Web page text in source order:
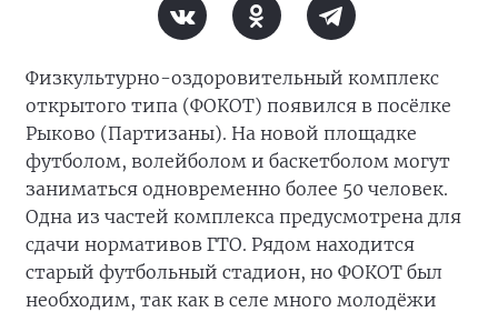
Физкультурно-оздоровительный комплекс
открытого типа (ФОКОТ) появился в посёлке
Рыково (Партизаны). На новой площадке
футболом, волейболом и баскетболом могут
заниматься одновременно более 50 человек.
Одна из частей комплекса предусмотрена для
сдачи нормативов ГТО. Рядом находится
старый футбольный стадион, но ФОКОТ был
необходим, так как в селе много молодёжи